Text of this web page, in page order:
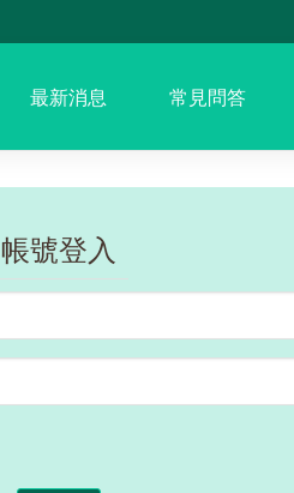
最新消息 常見問答
帳號登入